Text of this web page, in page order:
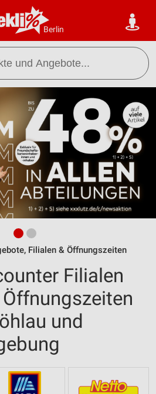
Berlin
Filialen & Öffnungszeiten
Filialen
und